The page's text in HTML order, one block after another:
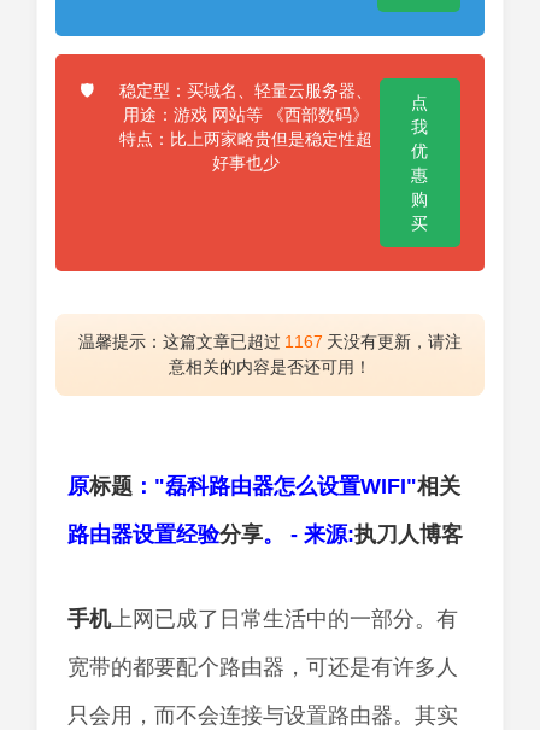
🛡️
稳定型：买域名、轻量云服务器、
用途：游戏 网站等 《西部数码》
特点：比上两家略贵但是稳定性超
好事也少
点
我
优
惠
购
买
温馨提示：这篇文章已超过 1167 天没有更新，请注
意相关的内容是否还可用！
原标题 ："磊科路由器怎么设置WIFI"相关
路由器设置经验分享。 - 来源:执刀人博客
手机上网已成了日常生活中的一部分。有
宽带的都要配个路由器，可还是有许多人
只会用，而不会连接与设置路由器。其实